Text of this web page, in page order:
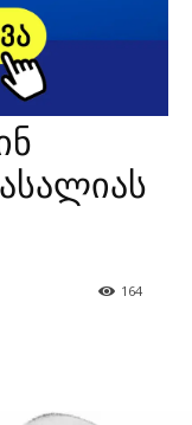
164